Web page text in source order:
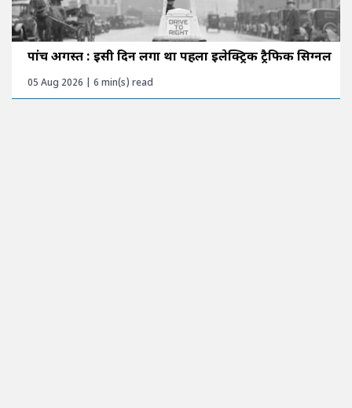
पांच अगस्त : इसी दिन लगा था पहला इलेक्ट्रिक ट्रैफिक सिग्नल
05 Aug 2026 | 6 min(s) read